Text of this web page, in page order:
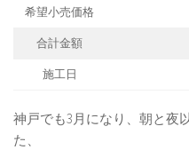
希望小売価格
合計金額
施工日
神戸でも3月になり、朝と夜
た、